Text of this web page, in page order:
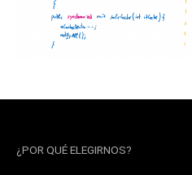
¿POR QUÉ ELEGIRNOS?